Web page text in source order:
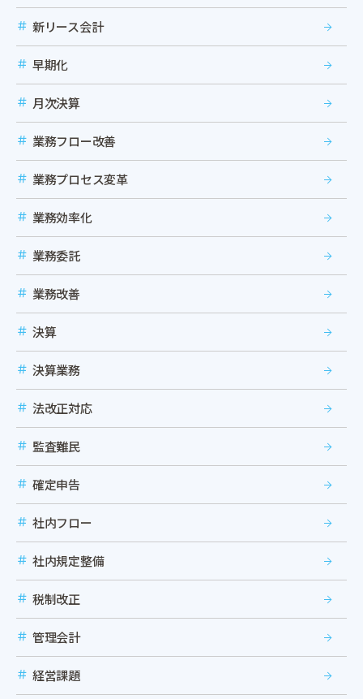
新リース会計
早期化
月次決算
業務フロー改善
業務プロセス変革
業務効率化
業務委託
業務改善
決算
決算業務
法改正対応
監査難民
確定申告
社内フロー
社内規定整備
税制改正
管理会計
経営課題